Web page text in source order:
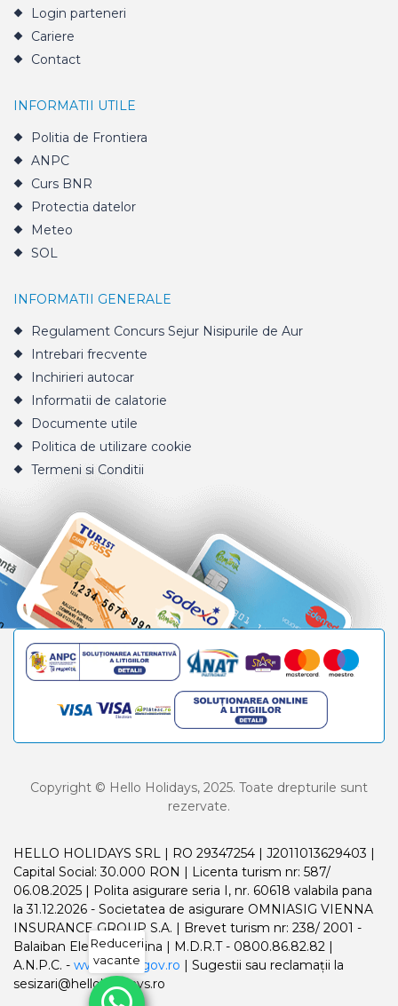
Login parteneri
Cariere
Contact
INFORMATII UTILE
Politia de Frontiera
ANPC
Curs BNR
Protectia datelor
Meteo
SOL
INFORMATII GENERALE
Regulament Concurs Sejur Nisipurile de Aur
Intrebari frecvente
Inchirieri autocar
Informatii de calatorie
Documente utile
Politica de utilizare cookie
Termeni si Conditii
Copyright © Hello Holidays, 2025. Toate drepturile sunt
rezervate.
HELLO HOLIDAYS SRL | RO 29347254 | J2011013629403 |
Capital Social: 30.000 RON | Licenta turism nr: 587/
06.08.2025 | Polita asigurare seria I, nr. 60618 valabila pana
la 31.12.2026 - Societatea de asigurare OMNIASIG VIENNA
INSURANCE GROUP S.A. | Brevet turism nr: 238/ 2001 -
Balaiban Elena Madalina | M.D.R.T - 0800.86.82.82 |
A.N.P.C. - www.anpc.gov.ro | Sugestii sau reclamații la
sesizari@helloholidays.ro
Reduceri
vacante